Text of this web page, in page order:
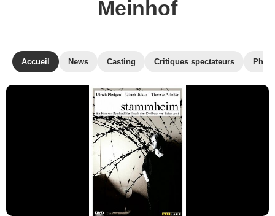
Meinhof
Accueil News Casting Critiques spectateurs